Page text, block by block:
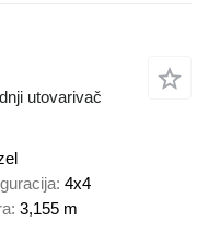
utovarivač
4x4
3,155 m